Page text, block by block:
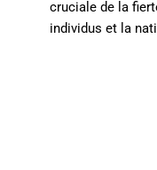
cruciale de la
individus et la